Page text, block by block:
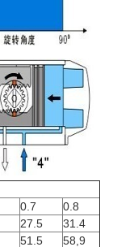
0.7
0.8
27.5
31.4
51.5 58,9